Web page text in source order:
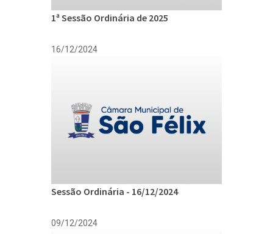
1ª Sessão Ordinária de 2025
16/12/2024
Sessão Ordinária - 16/12/2024
09/12/2024